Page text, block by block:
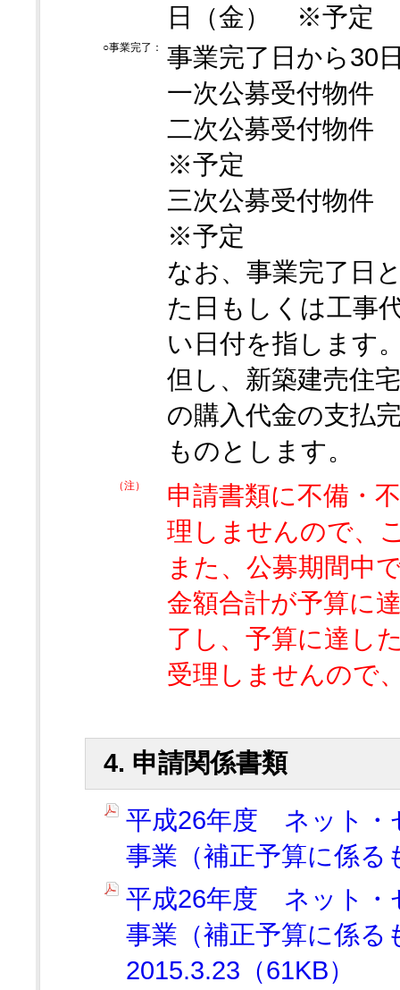
日（金） ※予定
○事業完了：
事業完了日から30
一次公募受付物件
二次公募受付物
※予定
三次公募受付物
※予定
なお、事業完了日
た日もしくは工事
い日付を指します
但し、新築建売住
の購入代金の支払
ものとします。
（注）
申請書類に不備・
理しませんので、
また、公募期間中
金額合計が予算に
了し、予算に達し
受理しませんので
4. 申請関係書類
平成26年度 ネット・
事業（補正予算に係る
平成26年度 ネット・
事業（補正予算に係る
2015.3.23（61KB）